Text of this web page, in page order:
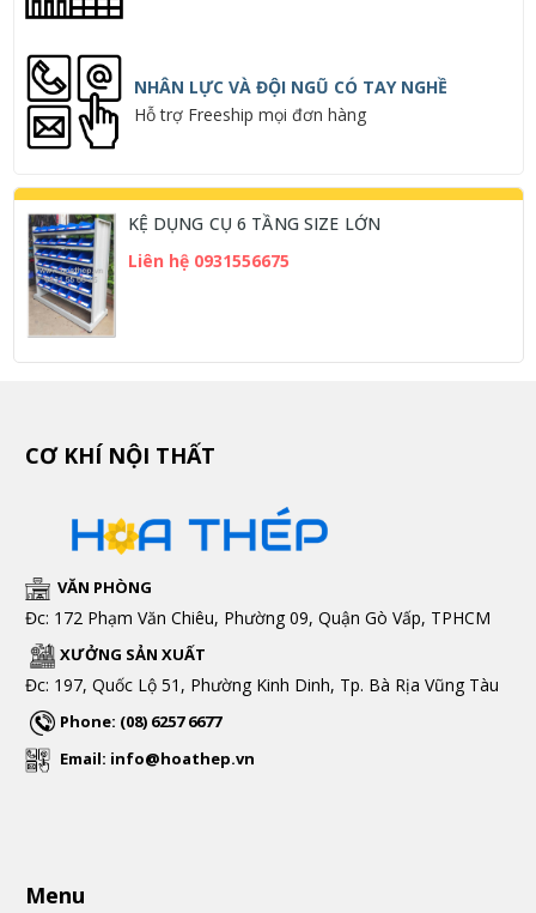
NHÂN LỰC VÀ ĐỘI NGŨ CÓ TAY NGHỀ
Hỗ trợ Freeship mọi đơn hàng
KỆ DỤNG CỤ 6 TẦNG SIZE LỚN
Liên hệ 0931556675
CƠ KHÍ NỘI THẤT
VĂN PHÒNG
Đc: 172 Phạm Văn Chiêu, Phường 09, Quận Gò Vấp, TPHCM
XƯỞNG SẢN XUẤT
Đc: 197, Quốc Lộ 51, Phường Kinh Dinh, Tp. Bà Rịa Vũng Tàu
Phone: (08) 6257 6677
Email: info@hoathep.vn
Menu